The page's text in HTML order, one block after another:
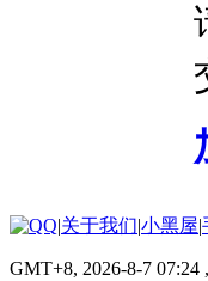
|关于我们|小黑屋|
GMT+8, 2026-8-7 07:24